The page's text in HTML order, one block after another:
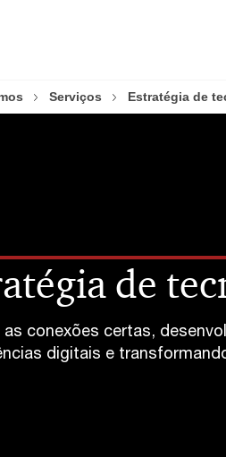
Serviços Estratégia de
de
as conexões certas,
digitais e